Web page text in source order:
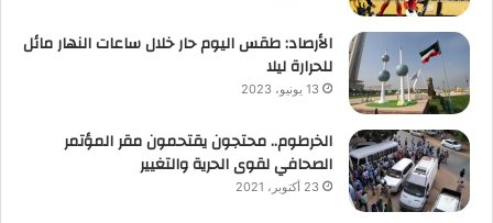
الأرصاد: طقس اليوم حار خلال ساعات النهار مائل
للحرارة ليلا
13 يونيو، 2023
الخرطوم.. محتجون يقتحمون مقر المؤتمر
الصحافي لقوى الحرية والتغيير
23 أكتوبر، 2021